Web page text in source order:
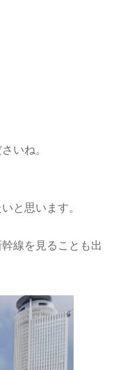
いね。
と思います。
線を見ることも出